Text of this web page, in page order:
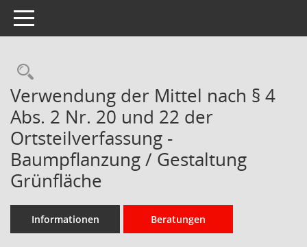
Toggle navigation
Rechercheauswahl
Verwendung der Mittel nach § 4
Abs. 2 Nr. 20 und 22 der
Ortsteilverfassung -
Baumpflanzung / Gestaltung
Grünfläche
Informationen Beratungen